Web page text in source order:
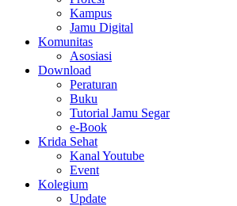
Kampus
Jamu Digital
Komunitas
Asosiasi
Download
Peraturan
Buku
Tutorial Jamu Segar
e-Book
Krida Sehat
Kanal Youtube
Event
Kolegium
Update